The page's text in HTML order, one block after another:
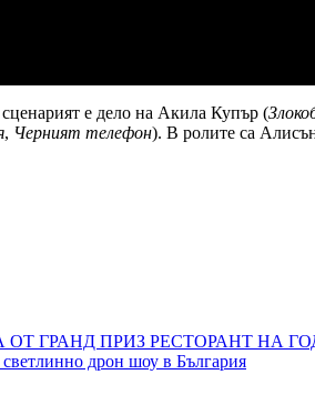
е дело на Акила Купър (
, Черният телефон). В ролите са
ГРАНД ПРИЗ РЕСТОРАНТ НА
дрон шоу в България